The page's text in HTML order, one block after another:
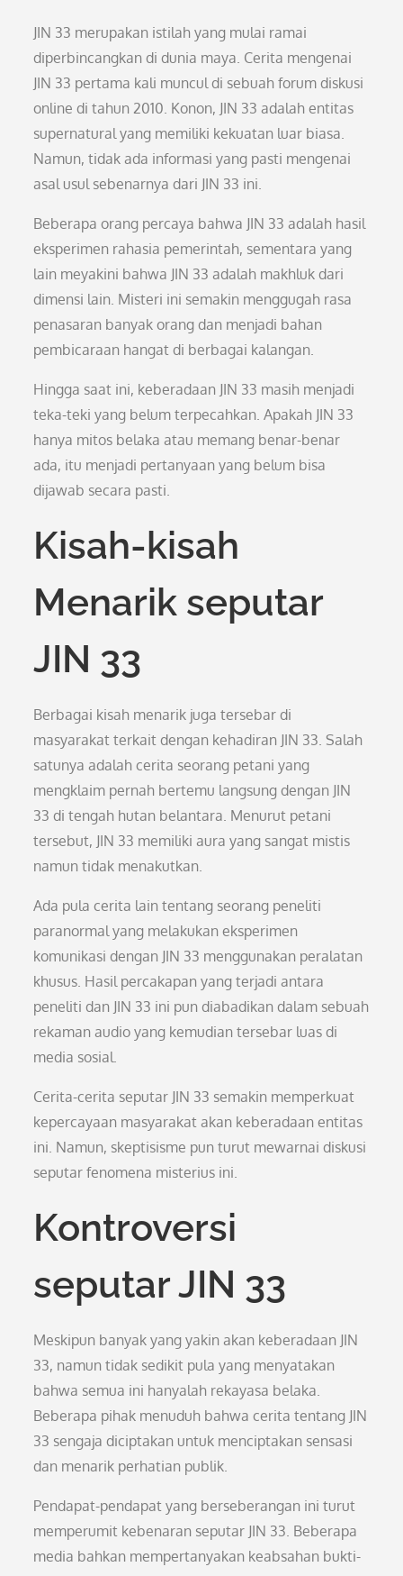
JIN 33 merupakan istilah yang mulai ramai
diperbincangkan di dunia maya. Cerita mengenai
JIN 33 pertama kali muncul di sebuah forum diskusi
online di tahun 2010. Konon, JIN 33 adalah entitas
supernatural yang memiliki kekuatan luar biasa.
Namun, tidak ada informasi yang pasti mengenai
asal usul sebenarnya dari JIN 33 ini.
Beberapa orang percaya bahwa JIN 33 adalah hasil
eksperimen rahasia pemerintah, sementara yang
lain meyakini bahwa JIN 33 adalah makhluk dari
dimensi lain. Misteri ini semakin menggugah rasa
penasaran banyak orang dan menjadi bahan
pembicaraan hangat di berbagai kalangan.
Hingga saat ini, keberadaan JIN 33 masih menjadi
teka-teki yang belum terpecahkan. Apakah JIN 33
hanya mitos belaka atau memang benar-benar
ada, itu menjadi pertanyaan yang belum bisa
dijawab secara pasti.
Kisah-kisah
Menarik seputar
JIN 33
Berbagai kisah menarik juga tersebar di
masyarakat terkait dengan kehadiran JIN 33. Salah
satunya adalah cerita seorang petani yang
mengklaim pernah bertemu langsung dengan JIN
33 di tengah hutan belantara. Menurut petani
tersebut, JIN 33 memiliki aura yang sangat mistis
namun tidak menakutkan.
Ada pula cerita lain tentang seorang peneliti
paranormal yang melakukan eksperimen
komunikasi dengan JIN 33 menggunakan peralatan
khusus. Hasil percakapan yang terjadi antara
peneliti dan JIN 33 ini pun diabadikan dalam sebuah
rekaman audio yang kemudian tersebar luas di
media sosial.
Cerita-cerita seputar JIN 33 semakin memperkuat
kepercayaan masyarakat akan keberadaan entitas
ini. Namun, skeptisisme pun turut mewarnai diskusi
seputar fenomena misterius ini.
Kontroversi
seputar JIN 33
Meskipun banyak yang yakin akan keberadaan JIN
33, namun tidak sedikit pula yang menyatakan
bahwa semua ini hanyalah rekayasa belaka.
Beberapa pihak menuduh bahwa cerita tentang JIN
33 sengaja diciptakan untuk menciptakan sensasi
dan menarik perhatian publik.
Pendapat-pendapat yang berseberangan ini turut
memperumit kebenaran seputar JIN 33. Beberapa
media bahkan mempertanyakan keabsahan bukti-